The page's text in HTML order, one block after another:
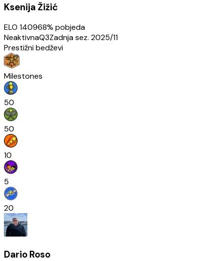
Ksenija Žižić
ELO 140968% pobjeda
NeaktivnaQ3Zadnja sez. 2025/11
Prestižni bedževi
Milestones
50
50
10
5
20
Dario Roso